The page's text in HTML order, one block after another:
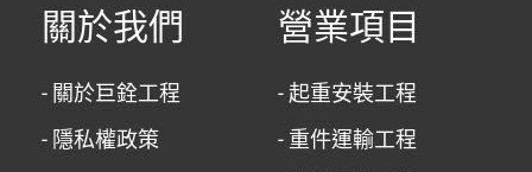
關於我們
- 關於巨銓工程
- 隱私權政策
營業項目
- 起重安裝工程
- 重件運輸工程